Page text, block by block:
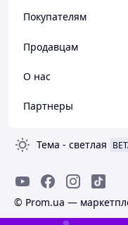
Покупателям
Продавцам
О нас
Партнеры
Тема - светлая
© Prom.ua —